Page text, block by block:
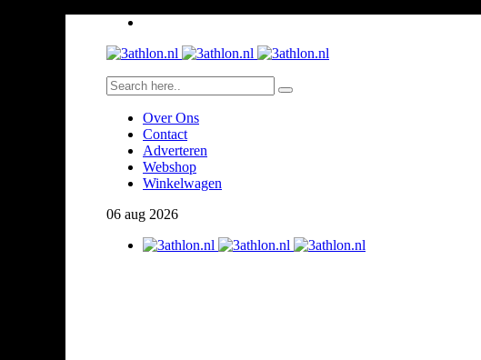
Over Ons
Contact
Adverteren
Webshop
Winkelwagen
06 aug 2026